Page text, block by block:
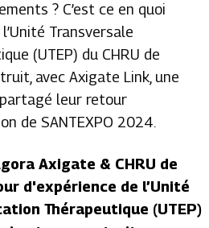
? C’est ce en quoi
Transversale
(UTEP) du CHRU de
avec Axigate Link, une
leur retour
de SANTEXPO 2024.
Axigate & CHRU de
d'expérience de l’Unité
Thérapeutique (UTEP)